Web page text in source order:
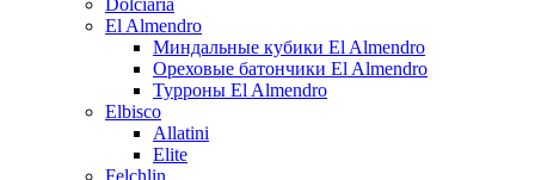
Dolciaria
El Almendro
Миндальные кубики El Almendro
Ореховые батончики El Almendro
Турроны El Almendro
Elbisco
Allatini
Elite